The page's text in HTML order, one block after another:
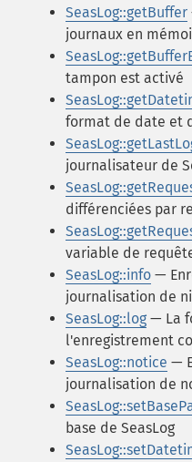
SeasLog::getBuffer
journaux en
tampon est activé
format de date et
journalisateur de
différenciées par
variable de
SeasLog::info —
journalisation de
SeasLog::log — La
l'enregistrement
SeasLog::notice —
journalisation de
base de SeasLog